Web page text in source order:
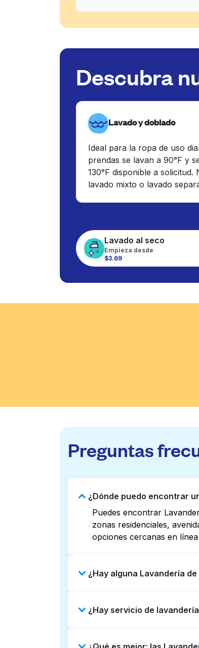
Descubra
Lavado y doblado
Ideal para la ropa de uso
prendas se lavan a 90°F y
130°F disponible a
lavado mixto o lavado
Lavado al seco
Empieza desde
$3.69
Preguntas
¿Dónde puedo encontrar
Puedes encontrar
zonas residenciales,
opciones cercanas en
¿Hay alguna Lavandería
Revisar listados o mapas
¿Hay servicio de